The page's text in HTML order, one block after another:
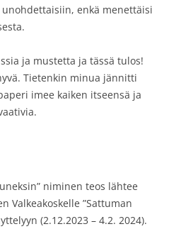
enkä menettäisi
ja mustetta ja tässä tulos!
Tietenkin minua jännitti
imee kaiken itseensä ja
niminen teos lähtee
Valkeakoskelle ”Sattuman
(2.12.2023 – 4.2. 2024).